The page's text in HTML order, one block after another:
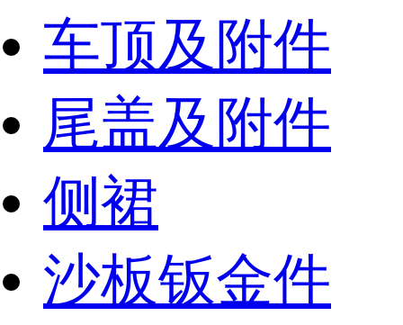
车顶及附件
尾盖及附件
侧裙
沙板钣金件